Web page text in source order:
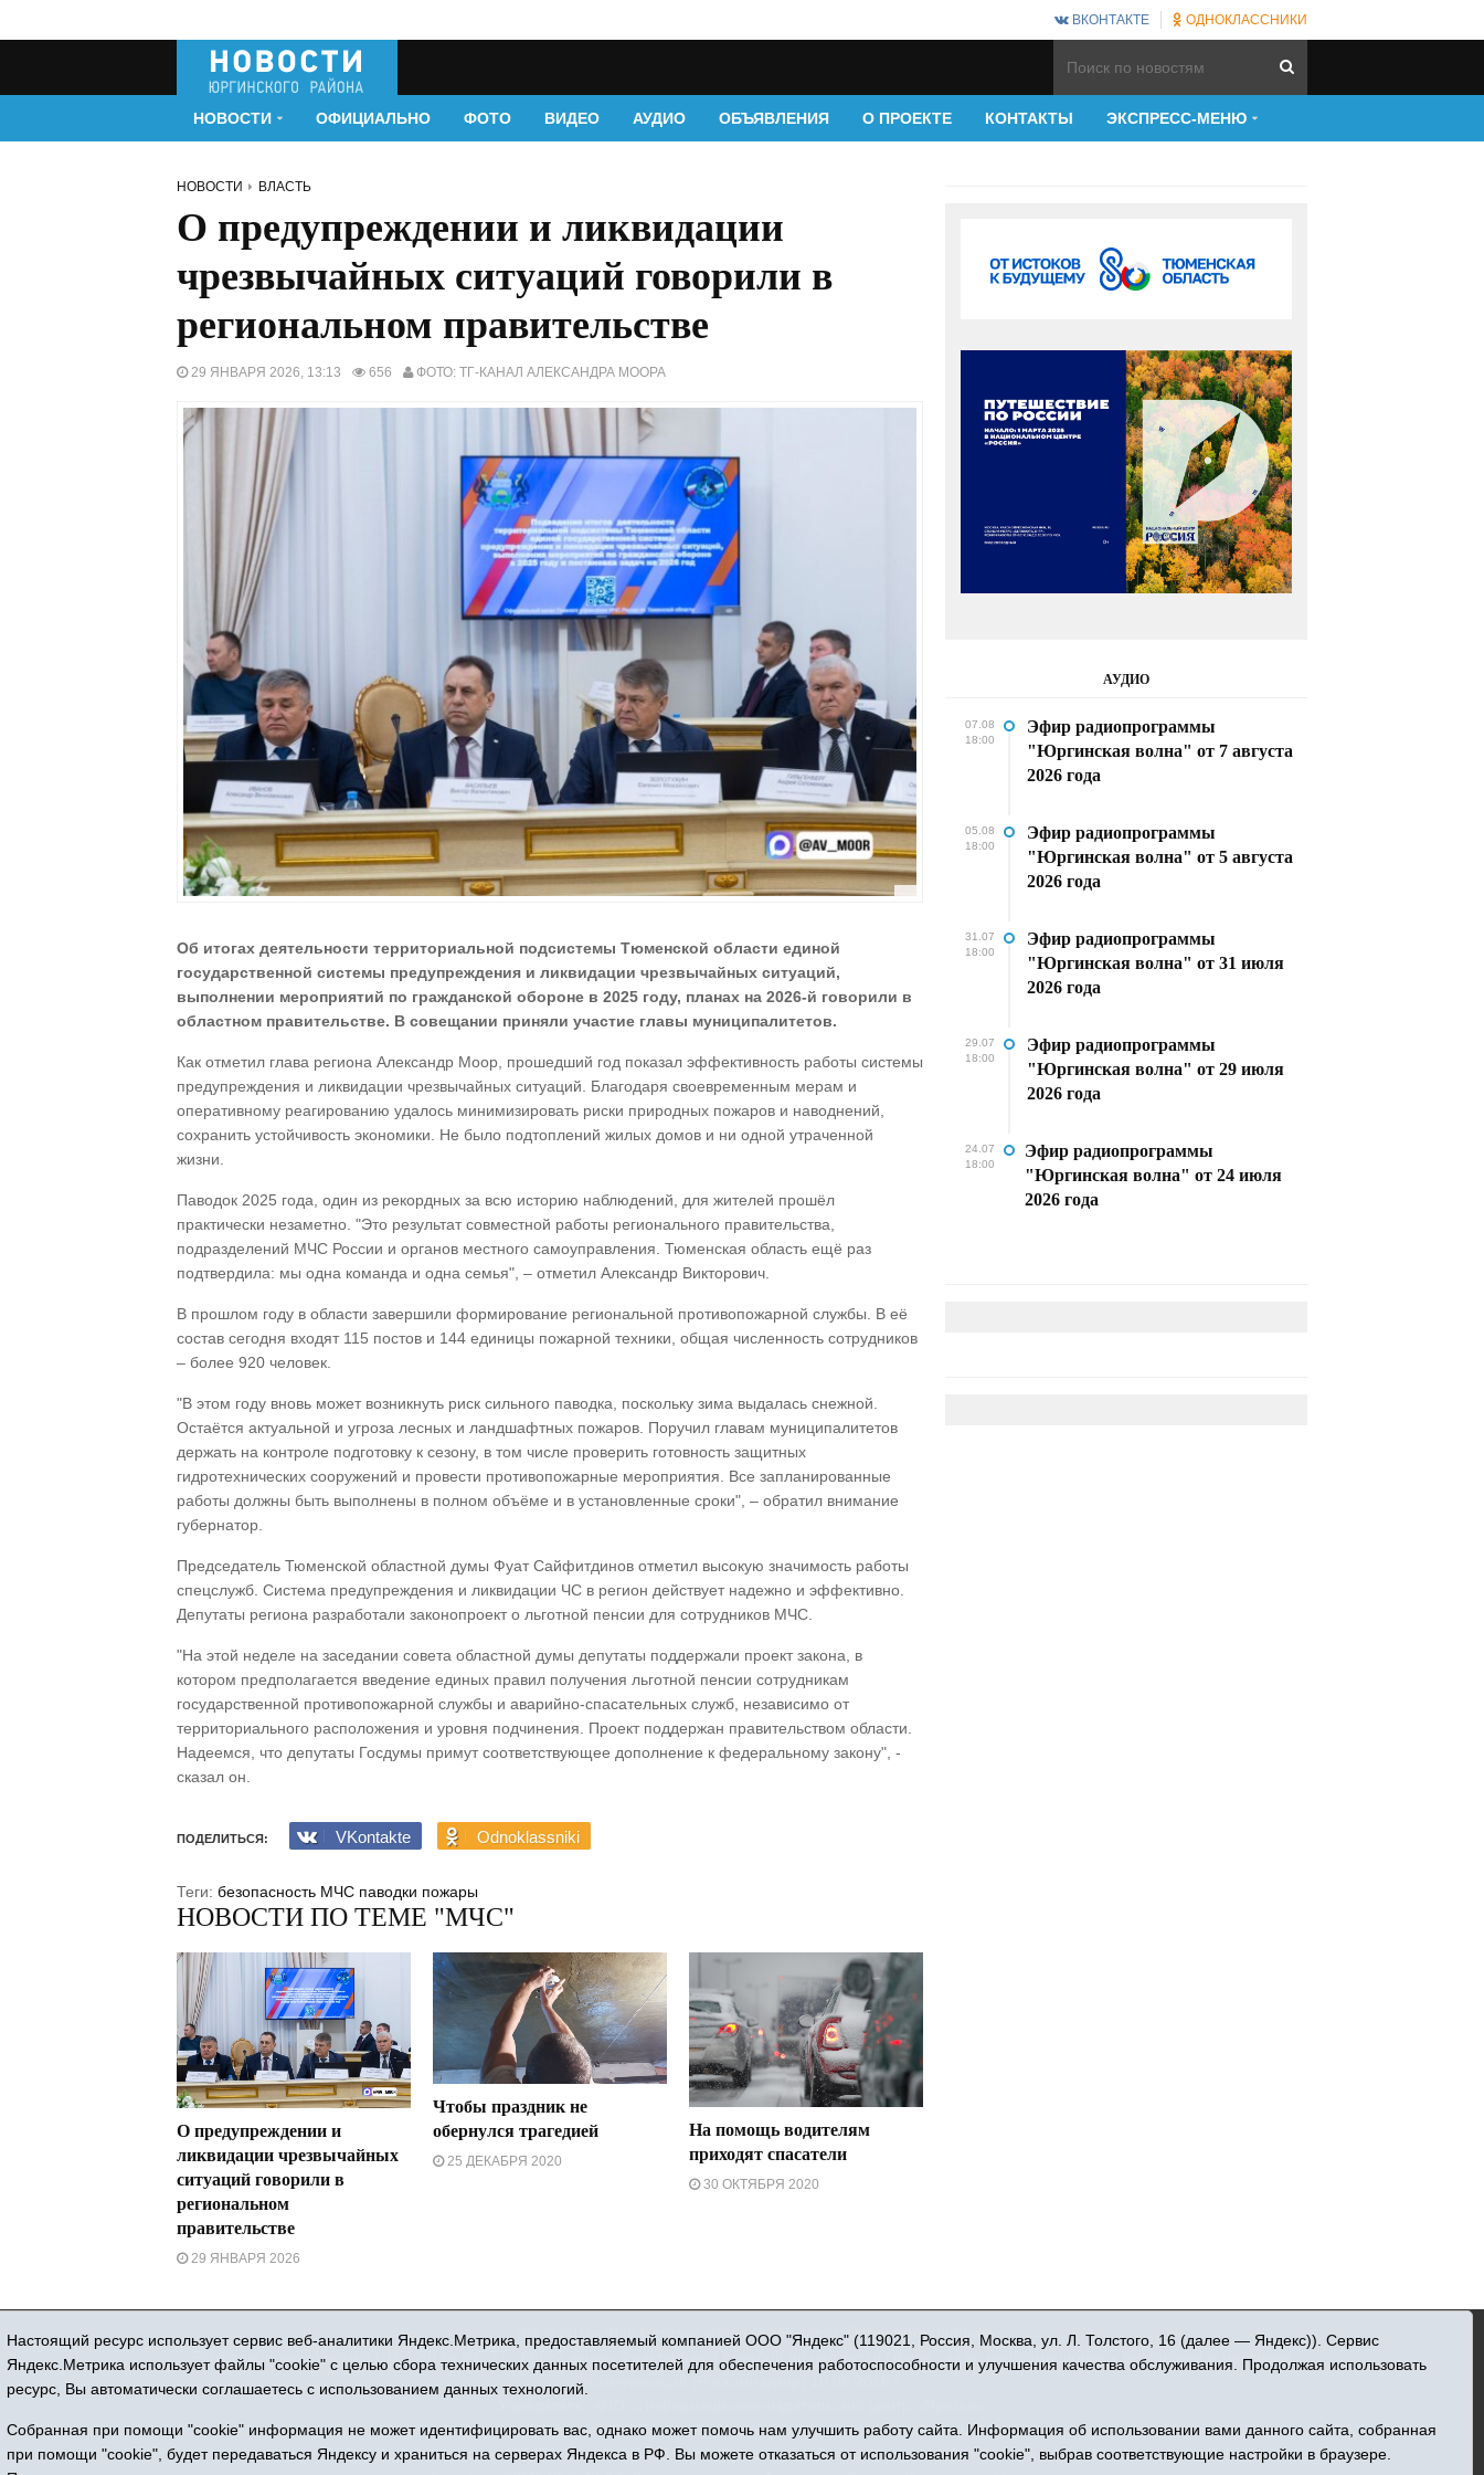
ВКОНТАКТЕ ОДНОКЛАССНИКИ
НОВОСТИ ОФИЦИАЛЬНО ФОТО ВИДЕО АУДИО ОБЪЯВЛЕНИЯ О ПРОЕКТЕ КОНТАКТЫ ЭКСПРЕСС-МЕНЮ
НОВОСТИ ВЛАСТЬ
О предупреждении и ликвидации
чрезвычайных ситуаций говорили в
региональном правительстве
29 ЯНВАРЯ 2026, 13:13 656 ФОТО: ТГ-КАНАЛ АЛЕКСАНДРА МООРА
Об итогах деятельности территориальной подсистемы Тюменской области единой
государственной системы предупреждения и ликвидации чрезвычайных ситуаций,
выполнении мероприятий по гражданской обороне в 2025 году, планах на 2026-й говорили в
областном правительстве. В совещании приняли участие главы муниципалитетов.
Как отметил глава региона Александр Моор, прошедший год показал эффективность работы системы
предупреждения и ликвидации чрезвычайных ситуаций. Благодаря своевременным мерам и
оперативному реагированию удалось минимизировать риски природных пожаров и наводнений,
сохранить устойчивость экономики. Не было подтоплений жилых домов и ни одной утраченной
жизни.
Паводок 2025 года, один из рекордных за всю историю наблюдений, для жителей прошёл
практически незаметно. "Это результат совместной работы регионального правительства,
подразделений МЧС России и органов местного самоуправления. Тюменская область ещё раз
подтвердила: мы одна команда и одна семья", – отметил Александр Викторович.
В прошлом году в области завершили формирование региональной противопожарной службы. В её
состав сегодня входят 115 постов и 144 единицы пожарной техники, общая численность сотрудников
– более 920 человек.
"В этом году вновь может возникнуть риск сильного паводка, поскольку зима выдалась снежной.
Остаётся актуальной и угроза лесных и ландшафтных пожаров. Поручил главам муниципалитетов
держать на контроле подготовку к сезону, в том числе проверить готовность защитных
гидротехнических сооружений и провести противопожарные мероприятия. Все запланированные
работы должны быть выполнены в полном объёме и в установленные сроки", – обратил внимание
губернатор.
Председатель Тюменской областной думы Фуат Сайфитдинов отметил высокую значимость работы
спецслужб. Система предупреждения и ликвидации ЧС в регион действует надежно и эффективно.
Депутаты региона разработали законопроект о льготной пенсии для сотрудников МЧС.
"На этой неделе на заседании совета областной думы депутаты поддержали проект закона, в
котором предполагается введение единых правил получения льготной пенсии сотрудникам
государственной противопожарной службы и аварийно-спасательных служб, независимо от
территориального расположения и уровня подчинения. Проект поддержан правительством области.
Надеемся, что депутаты Госдумы примут соответствующее дополнение к федеральному закону", -
сказал он.
ПОДЕЛИТЬСЯ: VKontakte Odnoklassniki
Теги: безопасность МЧС паводки пожары
НОВОСТИ ПО ТЕМЕ "МЧС"
О предупреждении и
ликвидации чрезвычайных
ситуаций говорили в
региональном
правительстве
29 ЯНВАРЯ 2026
Чтобы праздник не
обернулся трагедией
25 ДЕКАБРЯ 2020
На помощь водителям
приходят спасатели
30 ОКТЯБРЯ 2020
АУДИО
07.08
18:00
Эфир радиопрограммы
"Юргинская волна" от 7 августа
2026 года
05.08
18:00
Эфир радиопрограммы
"Юргинская волна" от 5 августа
2026 года
31.07
18:00
Эфир радиопрограммы
"Юргинская волна" от 31 июля
2026 года
29.07
18:00
Эфир радиопрограммы
"Юргинская волна" от 29 июля
2026 года
24.07
18:00
Эфир радиопрограммы
"Юргинская волна" от 24 июля
2026 года
16+ © 2015-2026 Сетевое издание «Новости Юргинского района»
Регистрационный номер СМИ ЭЛ № ФС 77 - 66052 выдан Федеральной службой по надзору в сфере связи, информационных технологий и массовых
коммуникаций (Роскомнадзор) 10.06.2016 г.
Все права защищены © При использовании материалов ссылка обязательна
Адрес редакции: 627250, Тюменская область, Юргинский район, с. Юргинское, ул. Центральная, 49
Настоящий ресурс использует сервис веб-аналитики Яндекс.Метрика, предоставляемый компанией ООО "Яндекс" (119021, Россия, Москва, ул. Л. Толстого, 16 (далее — Яндекс)). Сервис
Яндекс.Метрика использует файлы "cookie" с целью сбора технических данных посетителей для обеспечения работоспособности и улучшения качества обслуживания. Продолжая использовать
ресурс, Вы автоматически соглашаетесь с использованием данных технологий.
Собранная при помощи "cookie" информация не может идентифицировать вас, однако может помочь нам улучшить работу сайта. Информация об использовании вами данного сайта, собранная
при помощи "cookie", будет передаваться Яндексу и храниться на серверах Яндекса в РФ. Вы можете отказаться от использования "cookie", выбрав соответствующие настройки в браузере.